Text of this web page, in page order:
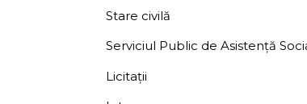
Stare civilă
Serviciul Public de Asistență
Licitații